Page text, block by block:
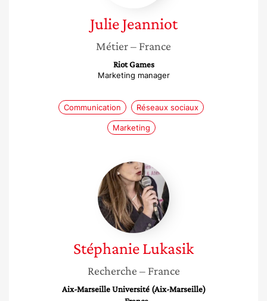
Julie Jeanniot
Métier– France
Riot Games
Marketing manager
Communication Réseaux sociaux
Marketing
Stéphanie
Lukasik
StéphanieLukasik
Recherche – France
Aix-Marseille Université (Aix-Marseille)